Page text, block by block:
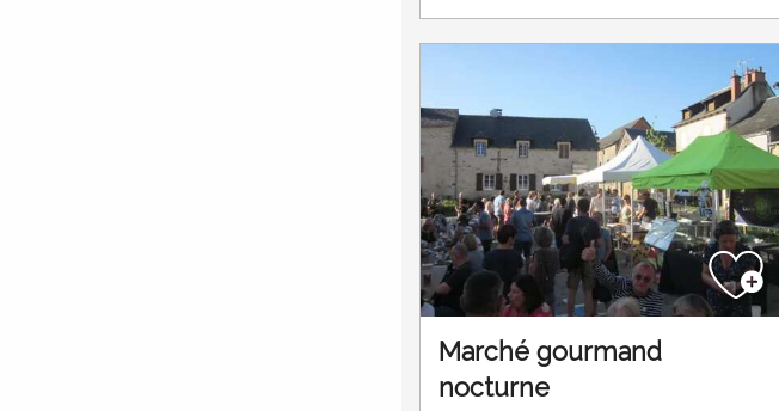
Marché gourmand
nocturne